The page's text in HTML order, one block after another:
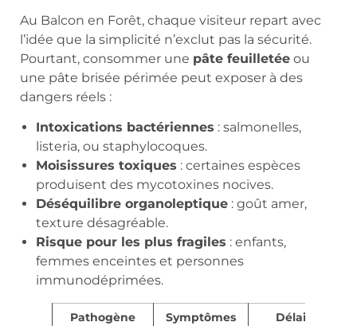
Au Balcon en Forêt, chaque visiteur repart avec
l’idée que la simplicité n’exclut pas la sécurité.
Pourtant, consommer une pâte feuilletée ou
une pâte brisée périmée peut exposer à des
dangers réels :
Intoxications bactériennes : salmonelles,
listeria, ou staphylocoques.
Moisissures toxiques : certaines espèces
produisent des mycotoxines nocives.
Déséquilibre organoleptique : goût amer,
texture désagréable.
Risque pour les plus fragiles : enfants,
femmes enceintes et personnes
immunodéprimées.
Pathogène
Symptômes
Délai